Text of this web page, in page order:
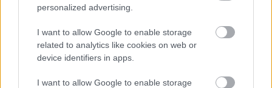
personalized advertising.
I want to allow Google to enable storage
related to analytics like cookies on web or
device identifiers in apps.
I want to allow Google to enable storage